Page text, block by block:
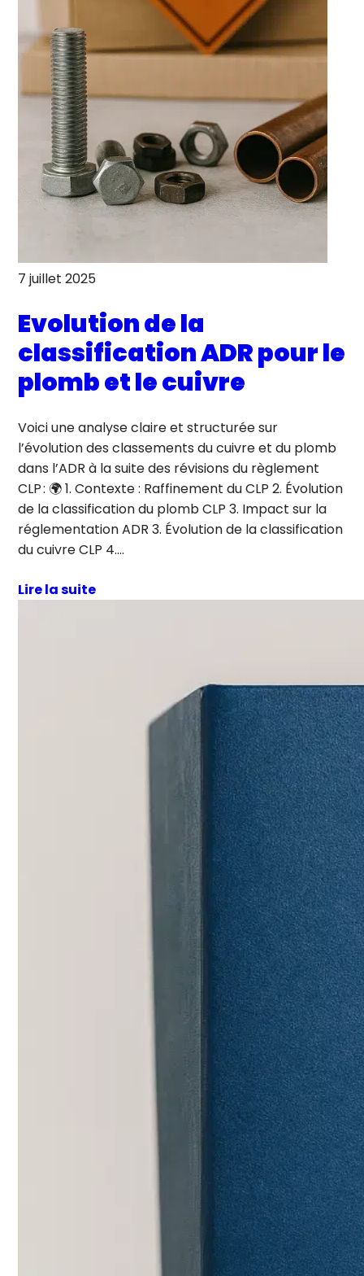
7 juillet 2025
Evolution de la
classification ADR pour le
plomb et le cuivre
Voici une analyse claire et structurée sur
l’évolution des classements du cuivre et du plomb
dans l’ADR à la suite des révisions du règlement
CLP : 🌍 1. Contexte : Raffinement du CLP 2. Évolution
de la classification du plomb CLP 3. Impact sur la
réglementation ADR 3. Évolution de la classification
du cuivre CLP 4.…
Lire la suite